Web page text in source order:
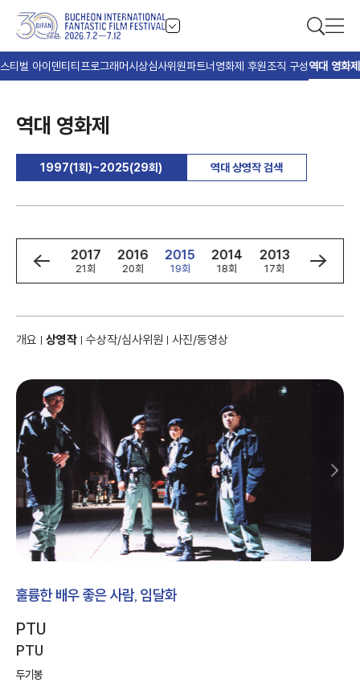
티벌 아이덴티티 프로그래머시상심사위원파트너 영화제 후원조직 구성역대 영화제
역대 영화제
1997(1회)~2025(29회) 역대 상영작 검색
2018
22회
2017
21회
2016
20회
2015
19회
2014
18회
2013
17회
2012
16회
개요 상영작 수상작/심사위원 사진/동영상
훌륭한 배우 좋은 사람, 임달화
PTU
PTU
두기봉